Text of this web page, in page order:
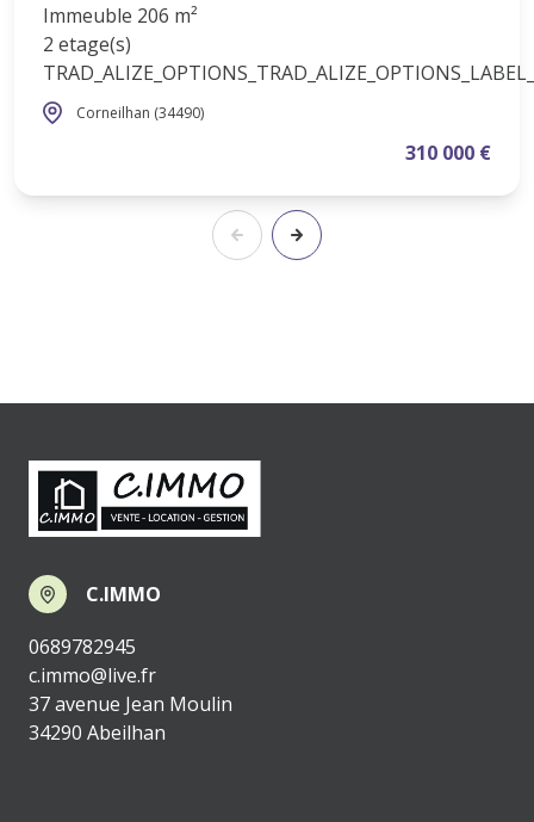
Immeuble 206 m²
2 etage(s)
Corneilhan (34490)
310 000 €
C.IMMO
0689782945
c.immo@live.fr
37 avenue Jean Moulin
34290 Abeilhan